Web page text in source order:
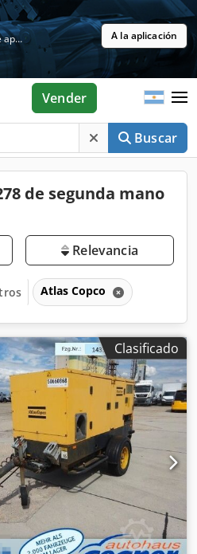
Gratis en la tienda de aplicaciones A la aplicación
Buscar
Vender
de segunda mano
Relevancia
Atlas Copco
Clasificado